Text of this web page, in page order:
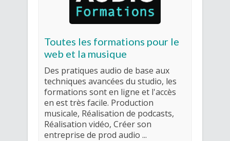
Toutes les formations pour le
web et la musique
Des pratiques audio de base aux
techniques avancées du studio, les
formations sont en ligne et l'accès
en est très facile. Production
musicale, Réalisation de podcasts,
Réalisation vidéo, Créer son
entreprise de prod audio ...